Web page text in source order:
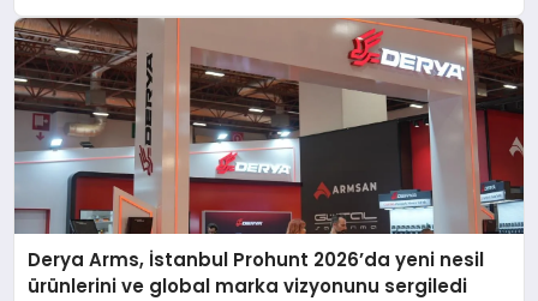
Derya Arms, İstanbul Prohunt 2026’da yeni nesil
ürünlerini ve global marka vizyonunu sergiledi